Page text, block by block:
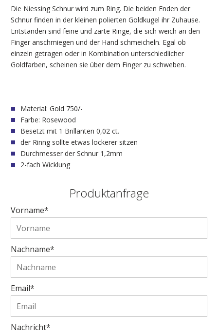
Die Niessing Schnur wird zum Ring. Die beiden Enden der
Schnur finden in der kleinen polierten Goldkugel ihr Zuhause.
Entstanden sind feine und zarte Ringe, die sich weich an den
Finger anschmiegen und der Hand schmeicheln. Egal ob
einzeln getragen oder in Kombination unterschiedlicher
Goldfarben, scheinen sie über dem Finger zu schweben.
Material: Gold 750/-
Farbe: Rosewood
Besetzt mit 1 Brillanten 0,02 ct.
der Rinng sollte etwas lockerer sitzen
Durchmesser der Schnur 1,2mm
2-fach Wicklung
Produktanfrage
Vorname*
Nachname*
Email*
Nachricht*